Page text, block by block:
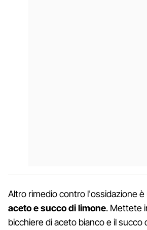
Altro rimedio contro l'ossidazione è
aceto e succo di limone. Mettete
bicchiere di aceto bianco e il succo